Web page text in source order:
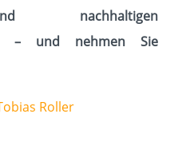
nachhaltigen
– und nehmen Sie
am: 3. Juli 2025
Roller